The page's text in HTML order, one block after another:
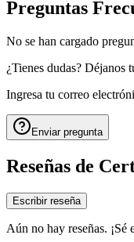
Preguntas
No se han cargado
¿Tienes dudas? Déjanos
Ingresa tu correo
Enviar pregunta
Reseñas de
Escribir reseña
Aún no hay reseñas. ¡Sé